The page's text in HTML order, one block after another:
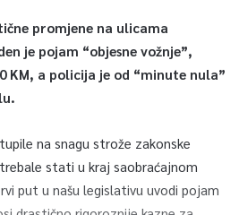
promjene na ulicama
je pojam “objesne vožnje”,
KM, a policija je od “minute nula”
na snagu strože zakonske
stati u kraj saobraćajnom
put u našu legislativu uvodi pojam